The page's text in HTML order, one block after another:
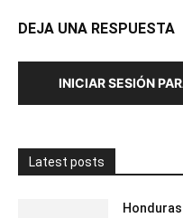
DEJA UNA RESPUESTA
INICIAR SESIÓN
Latest posts